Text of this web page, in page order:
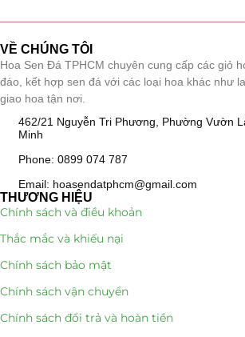
Hoa Ngày Lễ 8/3
Hoa Tặng 14/2
Hoa Tặng 20/10
Quà Tặng
Quà Noel - Quà Giáng Sinh
Quà Tặng Sếp
Quà Tết
VỀ CHÚNG TÔI
Hoa Sen Đá TPHCM chuyên cung cấp các giỏ
đáo, kết hợp sen đá với các loại hoa khác như
giao hoa tận nơi.
462/21 Nguyễn Tri Phương, Phường Vườn
Minh
Phone: 0899 074 787
Email: hoasendatphcm@gmail.com
THƯƠNG HIỆU
Chính sách và điều khoản
Thắc mắc và khiếu nại
Chính sách bảo mật
Chính sách vận chuyển
Chính sách đổi trả và hoàn tiền